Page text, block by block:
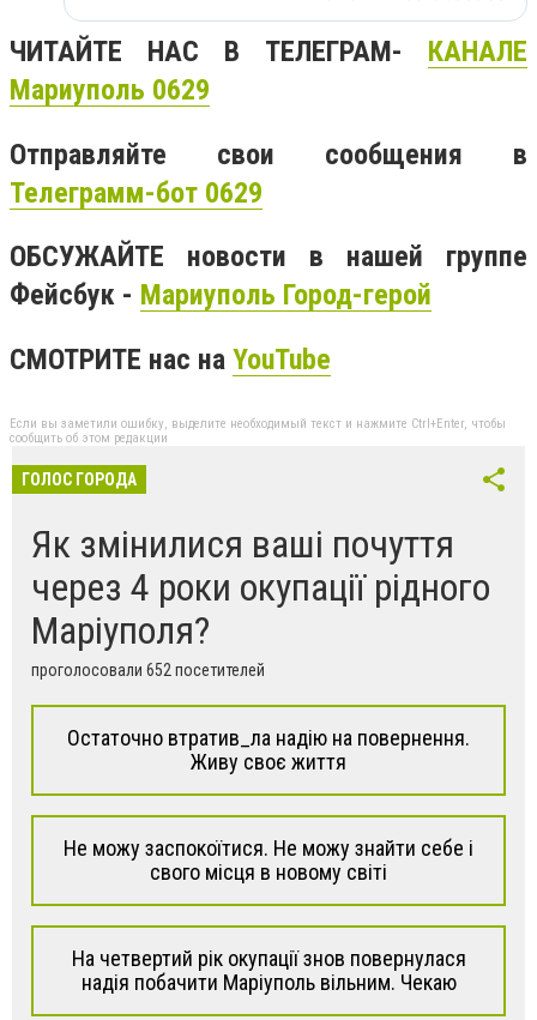
ЧИТАЙТЕ НАС В ТЕЛЕГРАМ- КАНАЛЕ
Мариуполь 0629
Отправляйте свои сообщения в
Телеграмм-бот 0629
ОБСУЖАЙТЕ новости в нашей группе
Фейсбук - Мариуполь Город-герой
СМОТРИТЕ нас на YouTube
Если вы заметили ошибку, выделите необходимый текст и нажмите Ctrl+Enter, чтобы
сообщить об этом редакции
ГОЛОС ГОРОДА
Як змінилися ваші почуття
через 4 роки окупації рідного
Маріуполя?
проголосовали 652 посетителей
Остаточно втратив_ла надію на повернення.
Живу своє життя
Не можу заспокоїтися. Не можу знайти себе і
свого місця в новому світі
На четвертий рік окупації знов повернулася
надія побачити Маріуполь вільним. Чекаю